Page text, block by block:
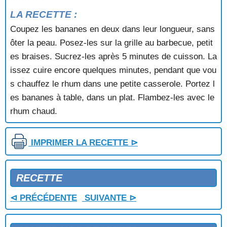
BEIGNETS AUX BANANES
BEIGNETS AUX FLEURS D'ACACIA
BEIGNETS AUX POMMES
BEIGNETS AUX POMMES ET AUX FRUITS
BEIGNETS D'ANANAS
BEIGNETS DE POTIMARRON
BEIGNETS GLACES A L'ORANGE
BEIGNETS SOUFFLES
BISCUIT AU MARC
BISCUIT AUX AMANDES CARAMELISEES
BISCUIT AUX MIRABELLES
BISCUIT DE SAVOIE
BISCUIT DE SAVOIE A LA CREME DE MARRONS
BISCUIT LORRAIN
BISCUIT MARBRE AU CHOCOLAT
BISCUIT PRALINE
BISCUIT ROULE
LA RECETTE :
Coupez les bananes en deux dans leur longueur, sans
ôter la peau. Posez-les sur la grille au barbecue, petit
es braises. Sucrez-les après 5 minutes de cuisson. La
issez cuire encore quelques minutes, pendant que vou
s chauffez le rhum dans une petite casserole. Portez l
es bananes à table, dans un plat. Flambez-les avec le
rhum chaud.
IMPRIMER LA RECETTE ⊳
RECETTE
⊲ PRÉCÉDENTE SUIVANTE ⊳